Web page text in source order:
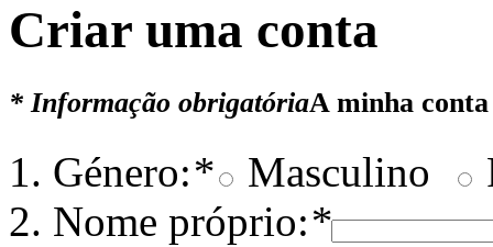
Criar uma conta
* Informação obrigatóriaA minha conta
Género:* Masculino
Nome próprio:*